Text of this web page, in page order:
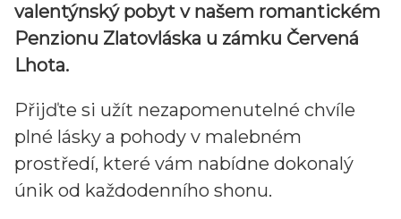
valentýnský pobyt v našem romantickém
Penzionu Zlatovláska u zámku Červená
Lhota.
Přijďte si užít nezapomenutelné chvíle
plné lásky a pohody v malebném
prostředí, které vám nabídne dokonalý
únik od každodenního shonu.